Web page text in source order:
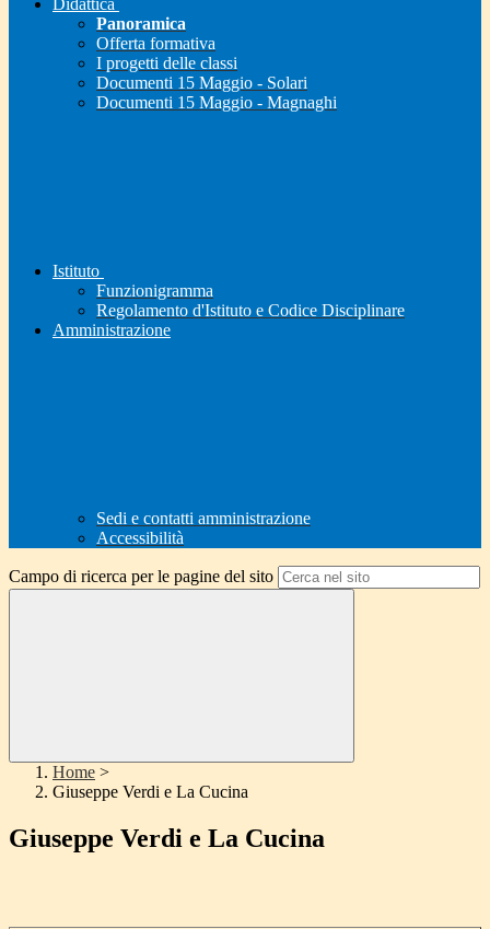
Didattica
Panoramica
Offerta formativa
I progetti delle classi
Documenti 15 Maggio - Solari
Documenti 15 Maggio - Magnaghi
Istituto
Funzionigramma
Regolamento d'Istituto e Codice Disciplinare
Amministrazione
Sedi e contatti amministrazione
Accessibilità
Campo di ricerca per le pagine del sito
Home >
Giuseppe Verdi e La Cucina
Giuseppe Verdi e La Cucina